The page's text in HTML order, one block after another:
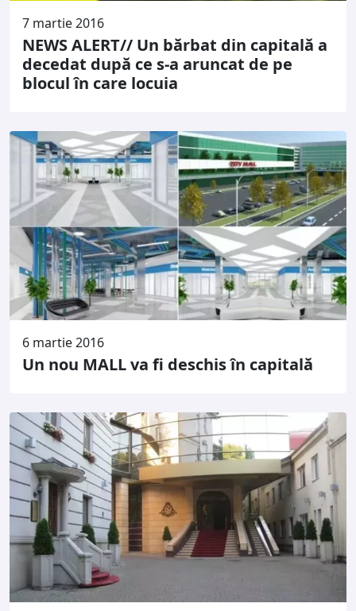
7 martie 2016
NEWS ALERT// Un bărbat din capitală a
decedat după ce s-a aruncat de pe
blocul în care locuia
6 martie 2016
Un nou MALL va fi deschis în capitală